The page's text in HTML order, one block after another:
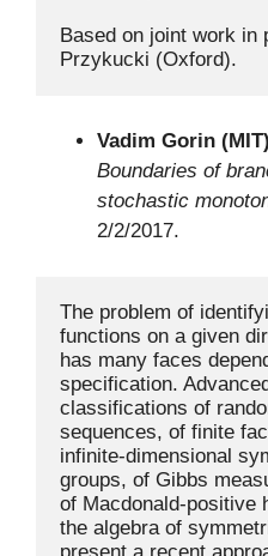
Based on joint work in
Przykucki (Oxford).
Vadim Gorin (MIT)
Boundaries of
stochastic
2/2/2017.
The problem of
functions on a given
has many faces
specification.
classifications of
sequences, of finite
infinite-dimensional
groups, of Gibbs
of Macdonald-positive
the algebra of
present a recent